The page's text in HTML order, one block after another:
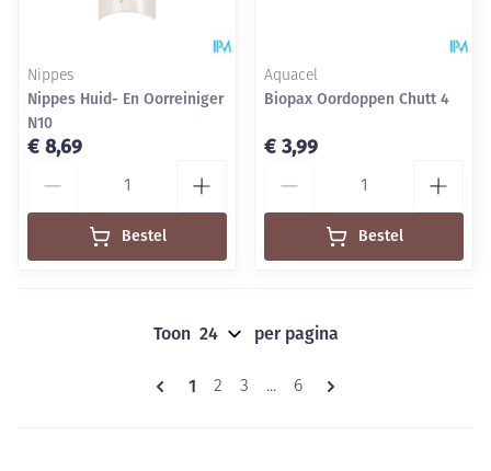
Nippes
Nippes Huid- En Oorreiniger
N10
€ 8,69
Bestel
Aquacel
Biopax Oordoppen Chutt 4
€ 3,99
Bestel
Pagina's
U lees momenteel pagina
1 Pagina
2 Pagina
3 ... Pagina
6
Toon per pagina